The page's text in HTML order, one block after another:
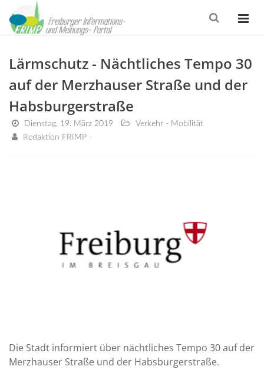
Lärmschutz - Nächtliches Tempo 30
auf der Merzhauser Straße und der
Habsburgerstraße
Dienstag, 19. März 2019
Verkehr - Mobilität
Redaktion FRIMP -
Die Stadt informiert über nächtliches Tempo 30 auf der
Merzhauser Straße und der Habsburgerstraße.